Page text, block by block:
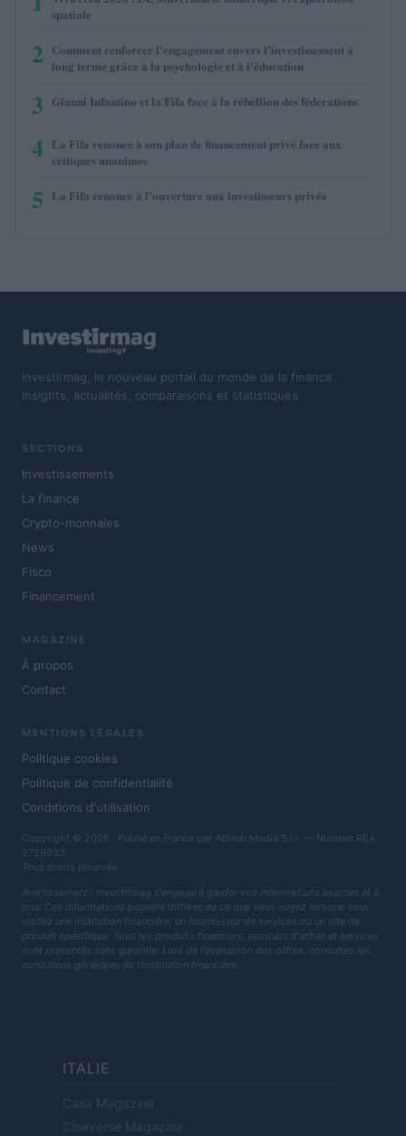
spatiale
2 Comment renforcer l’engagement envers l’investissement à
long terme grâce à la psychologie et à l’éducation
3 Gianni Infantino et la Fifa face à la rébellion des fédérations
4 La Fifa renonce à son plan de financement privé face aux
critiques unanimes
5 La Fifa renonce à l’ouverture aux investisseurs privés
Investirmag, le nouveau portail du monde de la finance.
Insights, actualités, comparaisons et statistiques.
SECTIONS
Investissements
La finance
Crypto-monnaies
News
Fisco
Financement
MAGAZINE
À propos
Contact
MENTIONS LÉGALES
Politique cookies
Politique de confidentialité
Conditions d'utilisation
Copyright © 2026 · Publié en France par AdHub Media S.r.l. — Numero REA
2729933
Tous droits réservés
Avertissement : Investirmag s'engage à garder vos informations exactes et à
jour. Ces informations peuvent différer de ce que vous voyez lorsque vous
visitez une institution financière, un fournisseur de services ou un site de
produit spécifique. Tous les produits financiers, produits d'achat et services
sont présentés sans garantie. Lors de l'évaluation des offres, consultez les
conditions générales de l'institution financière.
ITALIE
Casa Magazine
Cineverse Magazine